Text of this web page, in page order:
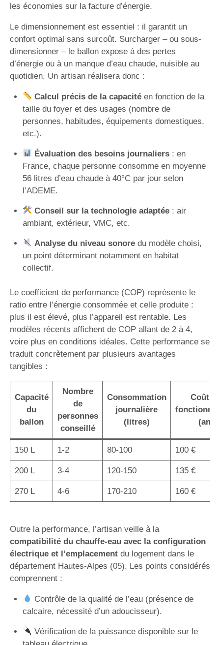
les économies sur la facture d’énergie.
Le dimensionnement est essentiel : il garantit un
confort optimal sans surcoût. Surcharger – ou sous-
dimensionner – le ballon expose à des pertes
d’énergie ou à un manque d’eau chaude, nuisible au
quotidien. Un artisan réalisera donc :
Calcul précis de la capacitéen fonction de la
taille du foyer et des usages (nombre de
personnes, habitudes, équipements domestiques,
etc.).
Évaluation des besoins journaliers: en
France, chaque personne consomme en moyenne
56 litres d’eau chaude à 40°C par jour selon
l’ADEME.
Conseil sur la technologie adaptée: air
ambiant, extérieur, VMC, etc.
Analyse du niveau sonoredu modèle choisi,
un point déterminant notamment en habitat
collectif.
Le coefficient de performance (COP) représente le
ratio entre l’énergie consommée et celle produite :
plus il est élevé, plus l’appareil est rentable. Les
modèles récents affichent de COP allant de 2 à 4,
voire plus en conditions idéales. Cette performance se
traduit concrètement par plusieurs avantages
tangibles :
Capacité
du
ballon
Nombre
de
personnes
conseillé
Consommation
journalière
(litres)
Coût
(an)
150 L 1-2 80-100 100 €
200 L 3-4 120-150 135 €
270 L 4-6 170-210 160 €
Outre la performance, l’artisan veille à la
compatibilité du chauffe-eau avec la configuration
électrique et l’emplacement du logement dans le
département Hautes-Alpes (05). Les points considérés
comprennent :
Contrôle de la qualité de l’eau (présence de
calcaire, nécessité d’un adoucisseur).
Vérification de la puissance disponible sur le